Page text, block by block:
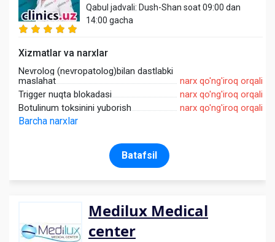
Qabul jadvali: Dush-Shan soat 09:00 dan
14:00 gacha
Xizmatlar va narxlar
Nevrolog (nevropatolog)bilan dastlabki
maslahat
narx qo'ng'iroq orqali
Trigger nuqta blokadasi
narx qo'ng'iroq orqali
Botulinum toksinini yuborish
narx qo'ng'iroq orqali
Barcha narxlar
Batafsil
Medilux Medical
center